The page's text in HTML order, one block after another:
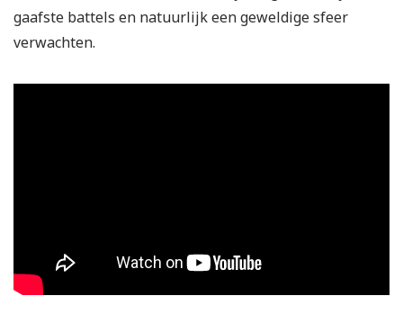
gaafste battels en natuurlijk een geweldige sfeer
verwachten.